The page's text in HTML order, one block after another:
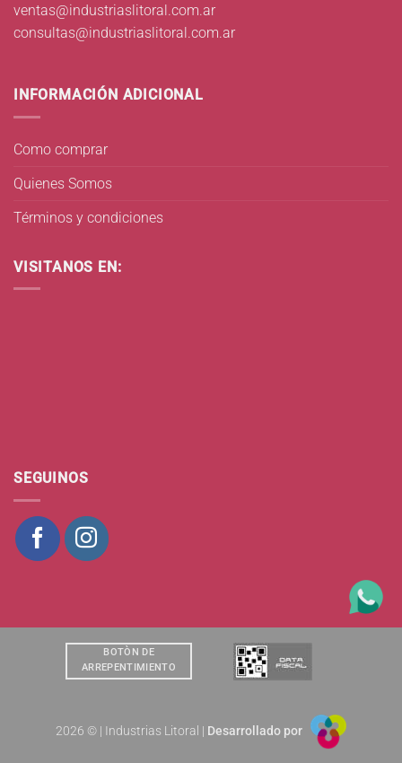
ventas@industriaslitoral.com.ar
consultas@industriaslitoral.com.ar
INFORMACIÓN ADICIONAL
Como comprar
Quienes Somos
Términos y condiciones
VISITANOS EN:
SEGUINOS
BOTÒN DE
ARREPENTIMIENTO
2026 © | Industrias Litoral | Desarrollado por